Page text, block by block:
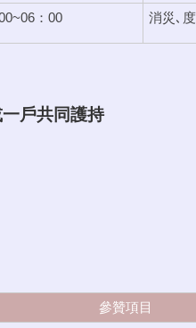
：00 消災､
戶共同護持
參贊項目